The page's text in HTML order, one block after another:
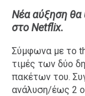
A-List
Xmas
Νέα αύξηση θα
στο Netflix.
Σύμφωνα με το
τιμές των δύο
πακέτων του.
ανάλυση/έως 2